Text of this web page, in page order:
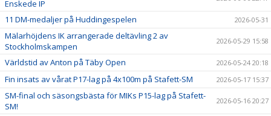
Enskede IP
11 DM-medaljer på Huddingespelen 2026-05-31
Mälarhöjdens IK arrangerade deltävling 2 av
Stockholmskampen
2026-05-29 15:58
Världstid av Anton på Täby Open 2026-05-24 20:18
Fin insats av vårat P17-lag på 4x100m på Stafett-SM 2026-05-17 15:37
SM-final och säsongsbästa för MIKs P15-lag på Stafett-
SM!
2026-05-16 20:27